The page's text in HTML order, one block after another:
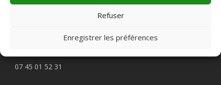
Refuser
Enregistrer les préférences
Pôle 22 bis impasse Bonnabaud
07 45 01 52 31